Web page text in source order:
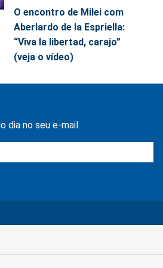
O encontro de Milei com
Aberlardo de la Espriella:
“Viva la libertad, carajo”
(veja o vídeo)
dia no seu e-mail.